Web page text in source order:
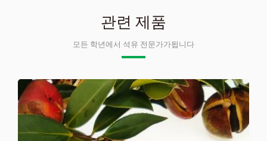
관련 제품
모든 학년에서 석유 전문가가됩니다